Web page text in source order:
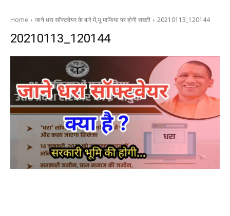
Home जाने धरा सॉफ्टवेयर के बारे में,भू माफिया पर होगी सख्ती 20210113_120144
20210113_120144